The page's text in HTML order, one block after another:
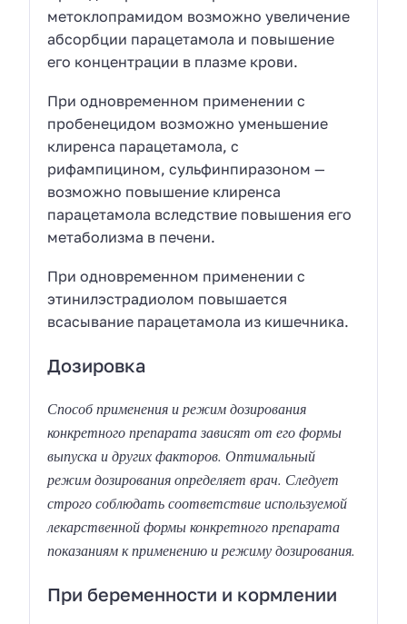
метоклопрамидом возможно увеличение
абсорбции парацетамола и повышение
его концентрации в плазме крови.
При одновременном применении с
пробенецидом возможно уменьшение
клиренса парацетамола, с
рифампицином, сульфинпиразоном —
возможно повышение клиренса
парацетамола вследствие повышения его
метаболизма в печени.
При одновременном применении с
этинилэстрадиолом повышается
всасывание парацетамола из кишечника.
Дозировка
Способ применения и режим дозирования
конкретного препарата зависят от его формы
выпуска и других факторов. Оптимальный
режим дозирования определяет врач. Следует
строго соблюдать соответствие используемой
лекарственной формы конкретного препарата
показаниям к применению и режиму дозирования.
При беременности и кормлении